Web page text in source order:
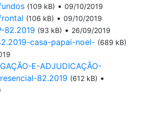
(109 kB) • 09/10/2019
(106 kB) • 09/10/2019
82.2019 (93 kB) • 26/09/2019
casa-papai-noel- (689 kB)
E-ADJUDICAÇÃO-
82.2019 (612 kB) •